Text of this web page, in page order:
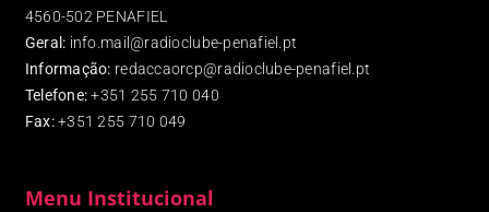
4560-502 PENAFIEL
Geral: info.mail@radioclube-penafiel.pt
Informação: redaccaorcp@radioclube-penafiel.pt
Telefone: +351 255 710 040
Fax:+351 255 710 049
Menu Institucional